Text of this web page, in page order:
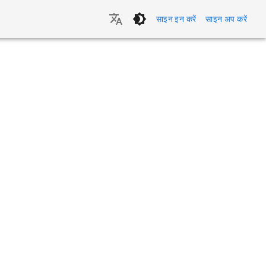
साइन इन करें साइन अप करें